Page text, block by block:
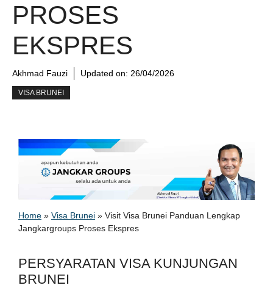
PROSES
EKSPRES
Akhmad Fauzi Updated on: 26/04/2026
VISA BRUNEI
Home » Visa Brunei » Visit Visa Brunei Panduan Lengkap
Jangkargroups Proses Ekspres
PERSYARATAN VISA KUNJUNGAN
BRUNEI